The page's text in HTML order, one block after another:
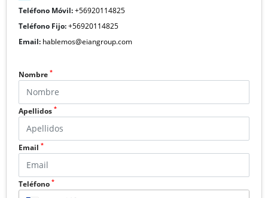
Teléfono Móvil:+56920114825
Teléfono Fijo:+56920114825
Email: hablemos@eiangroup.com
Nombre *
Apellidos *
Email *
Teléfono *